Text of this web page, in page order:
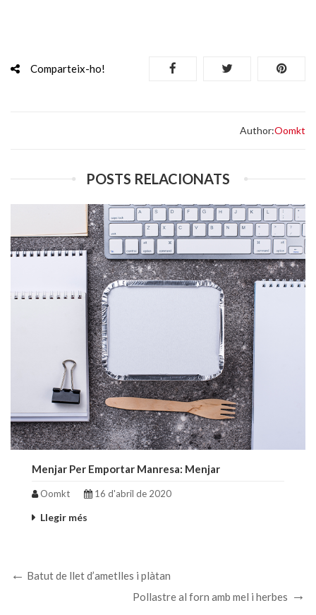
Comparteix-ho!
Author:Oomkt
POSTS RELACIONATS
Menjar Per Emportar Manresa: Menjar
De Forma Saludable Mai Ha Estat Tan
Oomkt 16 d'abril de 2020
Llegir més
Batut de llet d’ametlles i plàtan
Pollastre al forn amb mel i herbes